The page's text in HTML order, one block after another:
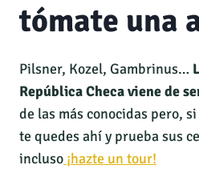
tómate una
Pilsner, Kozel, Gambrinus…
República Checa viene de
de las más conocidas pero,
te quedes ahí y prueba sus
incluso ¡hazte un tour!